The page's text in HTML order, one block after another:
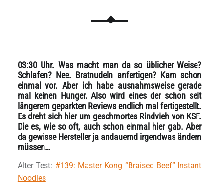
03:30 Uhr. Was macht man da so üblicher Weise?
Schlafen? Nee. Bratnudeln anfertigen? Kam schon
einmal vor. Aber ich habe ausnahmsweise gerade
mal keinen Hunger. Also wird eines der schon seit
längerem geparkten Reviews endlich mal fertigestellt.
Es dreht sich hier um geschmortes Rindvieh von KSF.
Die es, wie so oft, auch schon einmal hier gab. Aber
da gewisse Hersteller ja andauernd irgendwas ändern
müssen…
Alter Test: #139: Master Kong “Braised Beef” Instant
Noodles